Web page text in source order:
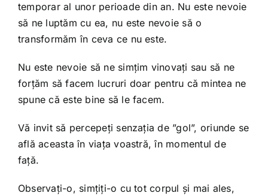
temporar al unor perioade din an. Nu este nevoie
să ne luptăm cu ea, nu este nevoie să o
transformăm în ceva ce nu este.
Nu este nevoie să ne simțim vinovați sau să ne
forțăm să facem lucruri doar pentru că mintea ne
spune că este bine să le facem.
Vă invit să percepeți senzația de ”gol”, oriunde se
află aceasta în viața voastră, în momentul de
față.
Observați-o, simțiți-o cu tot corpul și mai ales,